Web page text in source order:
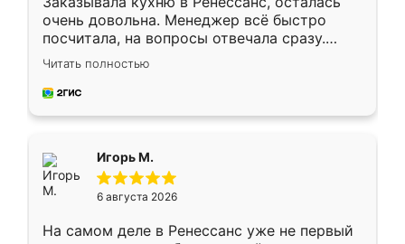
очень довольна. Менеджер всё быстро
посчитала, на вопросы отвечала сразу.
Замерщик приехал в субботу, подошёл к
делу со всей ответственностью. Собрали
за день, ребята работали аккуратно, даже
Читать полностью
Игорь М.
6 августа 2026
На самом деле в Ренессанс уже не первый